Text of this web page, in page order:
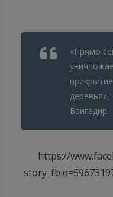
«Прямо
Бригадир.
https://